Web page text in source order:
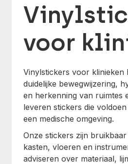
voor
Vinylstickers voor klinieken
duidelijke bewegwijzering,
en herkenning van ruimtes
leveren stickers die
een medische omgeving.
Onze stickers zijn
kasten, vloeren en
adviseren over materiaal,